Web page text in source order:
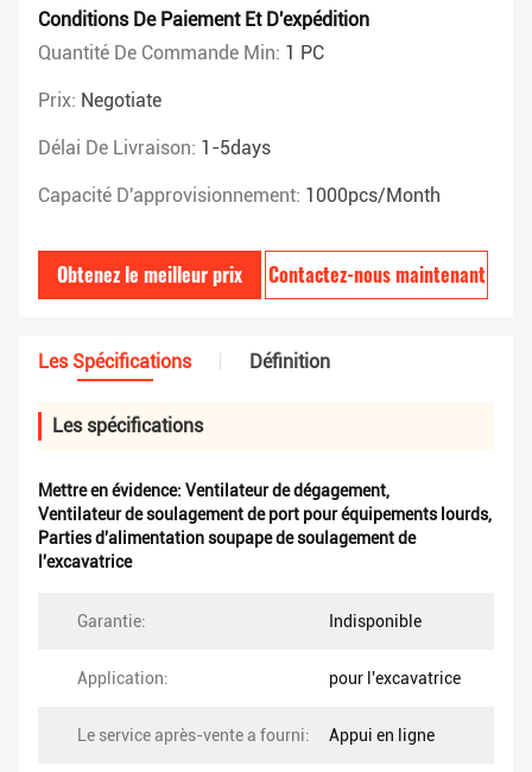
Conditions De Paiement Et D'expédition
Quantité De Commande Min: 1 PC
Prix: Negotiate
Délai De Livraison: 1-5days
Capacité D'approvisionnement: 1000pcs/month
Obtenez le meilleur prix Contactez-nous maintenant
Les Spécifications Définition
Les spécifications
Mettre en évidence: Ventilateur de dégagement,
Ventilateur de soulagement de port pour équipements lourds,
Parties d'alimentation soupape de soulagement de
l'excavatrice
Garantie: Indisponible
Application: pour l'excavatrice
Le service après-vente a fourni: Appui en ligne